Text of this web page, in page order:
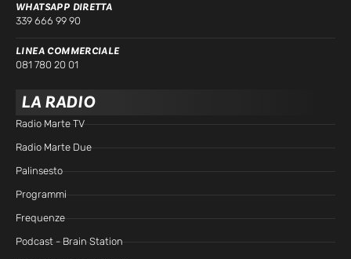
WHATSAPP DIRETTA
339 666 99 90
LINEA COMMERCIALE
081 780 20 01
LA RADIO
Radio Marte TV
Radio Marte Due
Palinsesto
Programmi
Frequenze
Podcast - Brain Station